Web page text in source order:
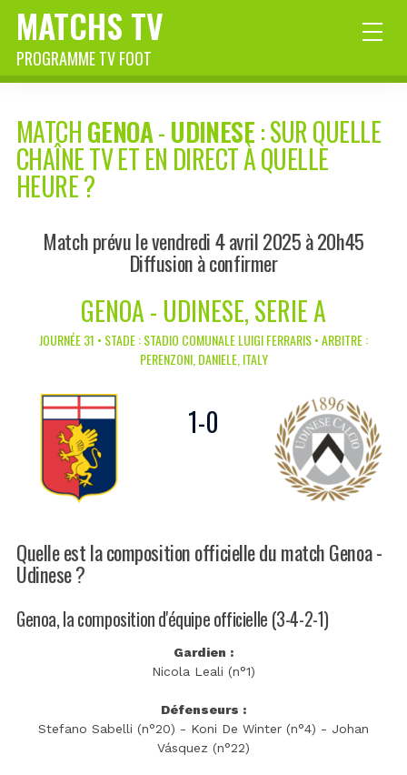
MATCHS TV
PROGRAMME TV FOOT
MATCHGENOA-UDINESE: SUR QUELLE
CHAÎNE TV ET EN DIRECT À QUELLE
HEURE ?
Match prévu le vendredi 4 avril 2025 à 20h45
Diffusion à confirmer
GENOA - UDINESE, SERIE A
JOURNÉE 31 • STADE : STADIO COMUNALE LUIGI FERRARIS • ARBITRE :
PERENZONI, DANIELE, ITALY
1-0
Quelle est la composition officielle du match Genoa -
Udinese ?
Genoa, la composition d'équipe officielle (3-4-2-1)
Gardien :
Nicola Leali (n°1)
Défenseurs :
Stefano Sabelli (n°20) - Koni De Winter (n°4) - Johan
Vásquez (n°22)